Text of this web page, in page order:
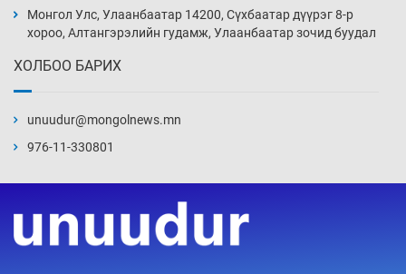
10 цаг 44 мин
11 цаг 14 мин
11 цаг 44 мин
Монгол Улс, Улаанбаатар 14200, Сүхбаатар дүүрэг 8-р
хороо, Алтангэрэлийн гудамж, Улаанбаатар зочид буудал
ХОЛБОО БАРИХ
unuudur@mongolnews.mn
976-11-330801